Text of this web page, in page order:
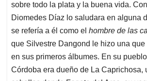
A
p
p
o
o
k
d
I
n
d
s
sobre todo la plata y la buena vida.
Diomedes Díaz lo saludara en alguna
se refería a él como el hombre de las
que Silvestre Dangond le hizo una que
en sus primeros álbumes. En su
Córdoba era dueño de La Caprichosa,